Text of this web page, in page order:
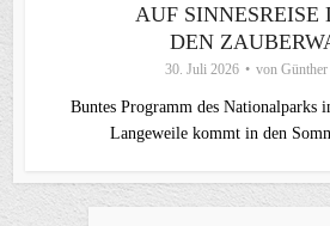
AUF SINNESREISE
DEN
30. Juli 2026 von
Buntes Programm des Nationalparks
Langeweile kommt in den